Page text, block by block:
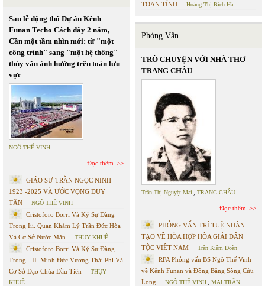
Sau lễ động thổ Dự án Kênh
Funan Techo Cách đây 2 năm,
Cần một tầm nhìn mới: từ "một
công trình" sang "một hệ thống"
thủy văn ảnh hưởng trên toàn lưu
vực
NGÔ THẾ VINH
Đọc thêm
GIÁO SƯ TRẦN NGỌC NINH
1923 -2025 VÀ ƯỚC VỌNG DUY
TÂN
NGÔ THẾ VINH
Cristoforo Borri Và Ký Sự Đàng
Trong Iii. Quan Khám Lý Trần Đức Hòa
Và Cơ Sở Nước Mặn
THỤY KHUÊ
Cristoforo Borri Và Ký Sự Đàng
Trong - II. Minh Đức Vương Thái Phi Và
Cơ Sở Đạo Chúa Đầu Tiên
THỤY
KHUÊ
TOAN TÍNH
Hoàng Thị Bích Hà
Phỏng Vấn
TRÒ CHUYỆN VỚI NHÀ THƠ
TRANG CHÂU
Trần Thị Nguyệt Mai TRANG CHÂU
Đọc thêm
PHỎNG VẤN TRÍ TUỆ NHÂN
TẠO VỀ HÒA HỢP HÒA GIẢI DÂN
TỘC VIỆT NAM
Trần Kiêm Đoàn
RFA Phỏng vấn BS Ngô Thế Vinh
về Kênh Funan và Đồng Bằng Sông Cửu
Long
NGÔ THẾ VINH MAI TRẦN